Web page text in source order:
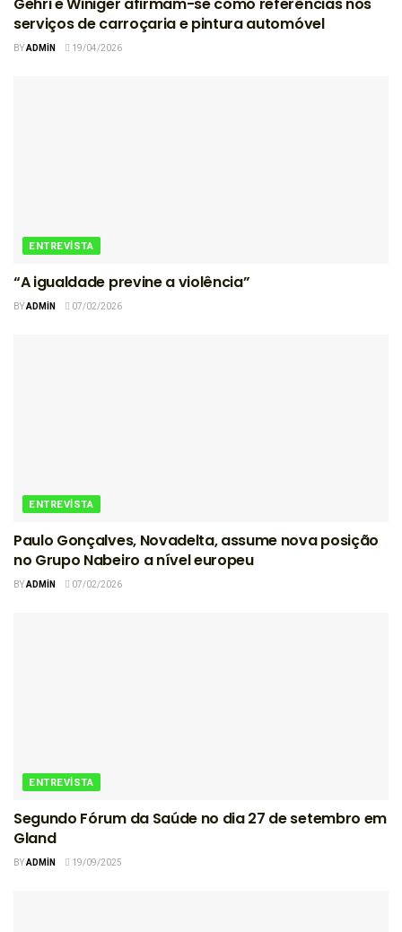
serviços de carroçaria e pintura automóvel
BYADMIN 19/04/2026
ENTREVISTA
“A igualdade previne a violência”
BYADMIN 07/02/2026
ENTREVISTA
Paulo Gonçalves, Novadelta, assume nova posição
no Grupo Nabeiro a nível europeu
BYADMIN 07/02/2026
ENTREVISTA
Segundo Fórum da Saúde no dia 27 de setembro em
Gland
BYADMIN 19/09/2025